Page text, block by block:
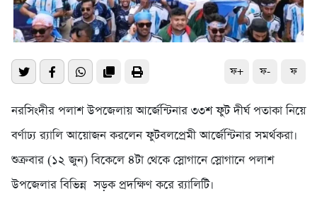
ফ+ ফ- ফ
নরসিংদীর পলাশ উপজেলায় আর্জেন্টিনার ৩৩শ ফুট দীর্ঘ পতাকা নিয়ে
বর্ণাঢ্য র‍্যালি আয়োজন করলেন ফুটবলপ্রেমী আর্জেন্টিনার সমর্থকরা।
শুক্রবার (১২ জুন) বিকেলে ৪টা থেকে স্লোগানে স্লোগানে পলাশ
উপজেলার বিভিন্ন সড়ক প্রদক্ষিণ করে র‍্যালিটি।